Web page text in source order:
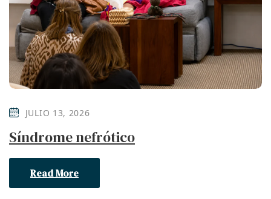
JULIO 13, 2026
Síndrome nefrótico
Read More